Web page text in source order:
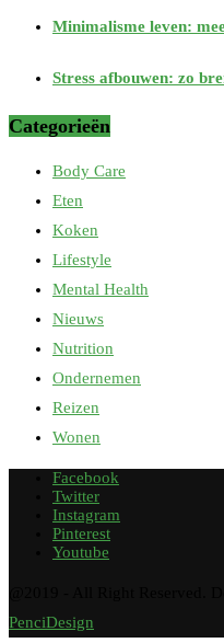
Minimalisme leven:
Stress afbouwen: zo
Categorieën
Body Care
Eten
Koken
Lifestyle
Mental Health
Nieuws
Nutrition
Ondernemen
Reizen
Wonen
Facebook
Twitter
Instagram
Pinterest
Youtube
PenciDesign